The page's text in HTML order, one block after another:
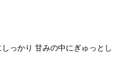
しっかり 甘みの中にぎゅっとし